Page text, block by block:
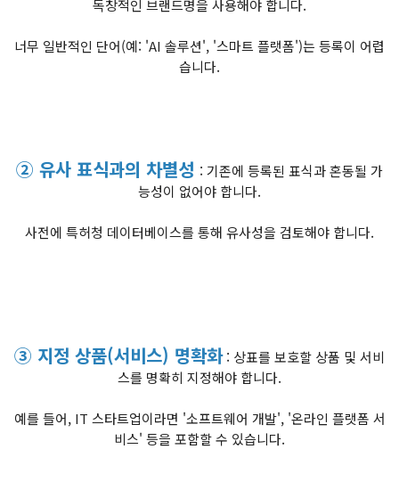
독창적인 브랜드명을 사용해야 합니다.
너무 일반적인 단어(예: 'AI 솔루션', '스마트 플랫폼')는 등록이 어렵
습니다.
② 유사 표식과의 차별성 : 기존에 등록된 표식과 혼동될 가
능성이 없어야 합니다.
사전에 특허청 데이터베이스를 통해 유사성을 검토해야 합니다.
③ 지정 상품(서비스) 명확화: 상표를 보호할 상품 및 서비
스를 명확히 지정해야 합니다.
예를 들어, IT 스타트업이라면 '소프트웨어 개발', '온라인 플랫폼 서
비스' 등을 포함할 수 있습니다.